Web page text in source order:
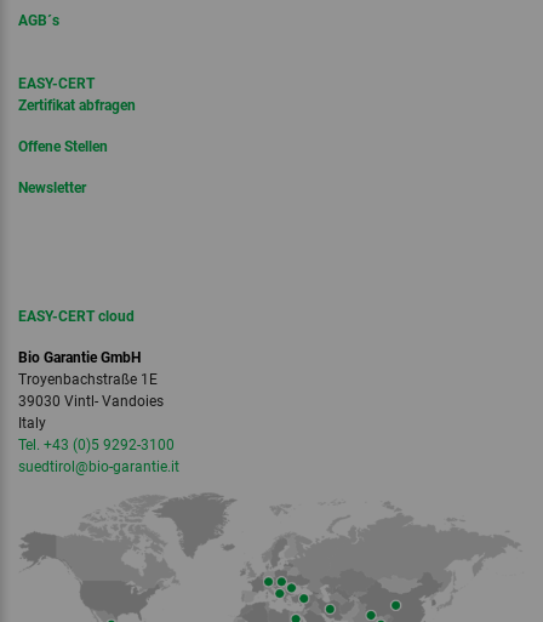
AGB´s
EASY-CERT
Zertifikat abfragen
Offene Stellen
Newsletter
EASY-CERT cloud
Bio Garantie GmbH
Troyenbachstraße 1E
39030 Vintl- Vandoies
Italy
Tel. +43 (0)5 9292-3100
suedtirol@bio-garantie.it